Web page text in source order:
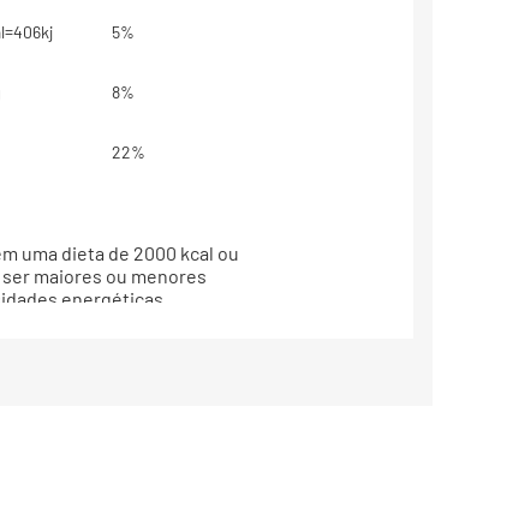
5%
8%
22%
uma dieta de 2000 kcal ou
ser maiores ou menores
energéticas